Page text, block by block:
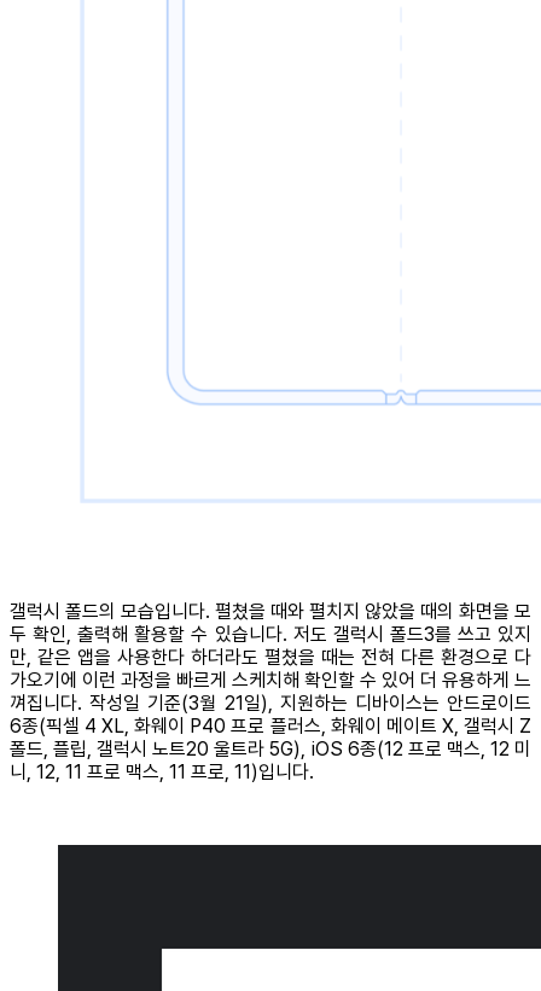
갤럭시 폴드의 모습입니다. 펼쳤을 때와 펼치지 않았을 때의 화면을 모
두 확인, 출력해 활용할 수 있습니다. 저도 갤럭시 폴드3를 쓰고 있지
만, 같은 앱을 사용한다 하더라도 펼쳤을 때는 전혀 다른 환경으로 다
가오기에 이런 과정을 빠르게 스케치해 확인할 수 있어 더 유용하게 느
껴집니다. 작성일 기준(3월 21일), 지원하는 디바이스는 안드로이드
6종(픽셀 4 XL, 화웨이 P40 프로 플러스, 화웨이 메이트 X, 갤럭시 Z
폴드, 플립, 갤럭시 노트20 울트라 5G), iOS 6종(12 프로 맥스, 12 미
니, 12, 11 프로 맥스, 11 프로, 11)입니다.